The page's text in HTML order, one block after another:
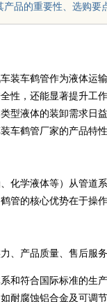
品的重要性、选购
装车鹤管作为液体运
性，还能显著提升工
型液体的装卸需求日
车鹤管厂家的产品特
化学液体等）从管道
管的核心优势在于操
、产品质量、售后服
和符合国际标准的生
耐腐蚀铝合金及可调
天天给他免费派单？